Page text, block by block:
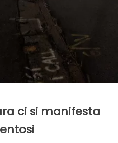
ci si manifesta